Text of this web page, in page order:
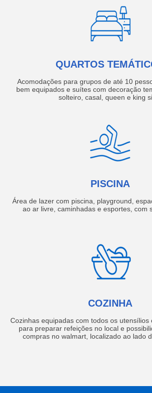
QUARTOS
Acomodações para grupos de até 10
bem equipados e suítes com decoração
solteiro, casal, queen e king
PISCINA
Área de lazer com piscina, playground,
ao ar livre, caminhadas e esportes, com
COZINHA
Cozinhas equipadas com todos os utensílios
para preparar refeições no local e
compras no walmart, localizado ao lado